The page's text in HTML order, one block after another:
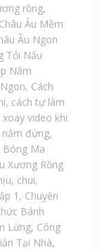
rồng,
Âu Mềm
Âu Ngon
Tỏi Nấu
Nấm
, Cách
, cách tự làm
xoay video khi
nằm đứng,
Bóng Ma
Xương Rồng
, chui,
1 , Chuyện
Bánh
Lừng, Công
Tại Nhà,